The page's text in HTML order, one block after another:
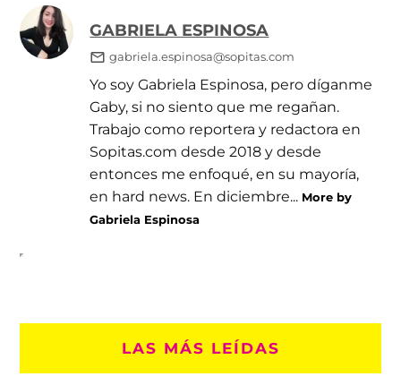
GABRIELA ESPINOSA
gabriela.espinosa@sopitas.com
Yo soy Gabriela Espinosa, pero díganme
Gaby, si no siento que me regañan.
Trabajo como reportera y redactora en
Sopitas.com desde 2018 y desde
entonces me enfoqué, en su mayoría,
en hard news. En diciembre... More by
Gabriela Espinosa
LAS MÁS LEÍDAS